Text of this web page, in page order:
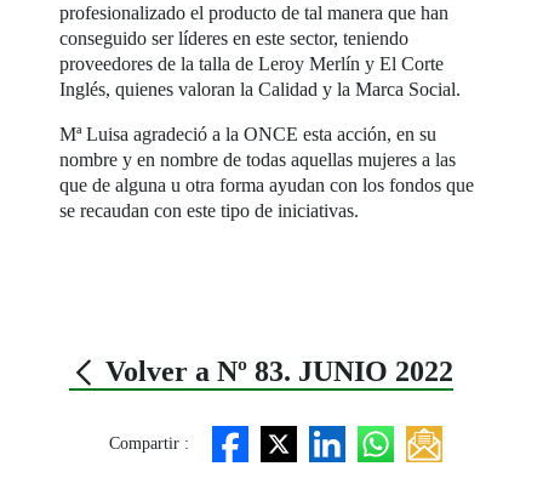
profesionalizado el producto de tal manera que han
conseguido ser líderes en este sector, teniendo
proveedores de la talla de Leroy Merlín y El Corte
Inglés, quienes valoran la Calidad y la Marca Social.
Mª Luisa agradeció a la ONCE esta acción, en su
nombre y en nombre de todas aquellas mujeres a las
que de alguna u otra forma ayudan con los fondos que
se recaudan con este tipo de iniciativas.
Volver a Nº 83. JUNIO 2022
Compartir :